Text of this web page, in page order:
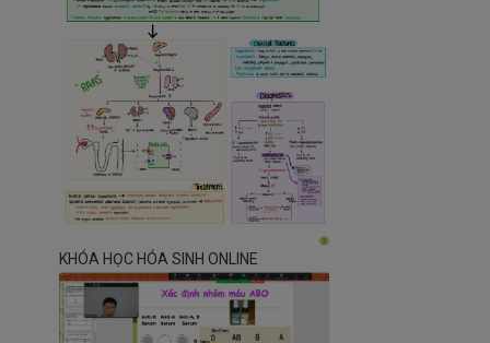
KHÓA HỌC HÓA SINH ONLINE